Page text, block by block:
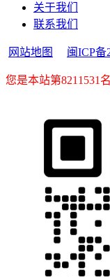
关于我们
联系我们
网站地图 闽ICP备
您是本站第8211531